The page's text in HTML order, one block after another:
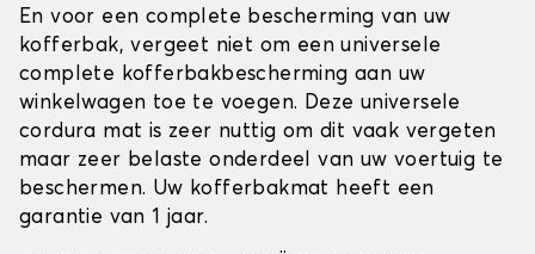
En voor een complete bescherming van uw
kofferbak, vergeet niet om een universele
complete kofferbakbescherming aan uw
winkelwagen toe te voegen. Deze universele
cordura mat is zeer nuttig om dit vaak vergeten
maar zeer belaste onderdeel van uw voertuig te
beschermen. Uw kofferbakmat heeft een
garantie van 1 jaar.